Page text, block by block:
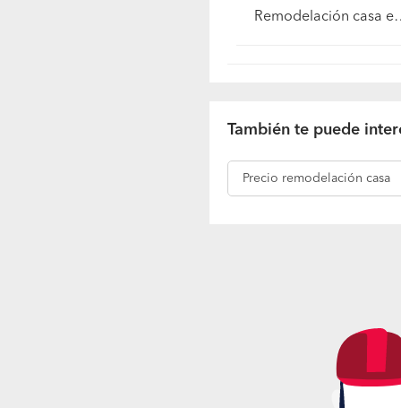
Remodelación
También te puede
Precio remodelación casa